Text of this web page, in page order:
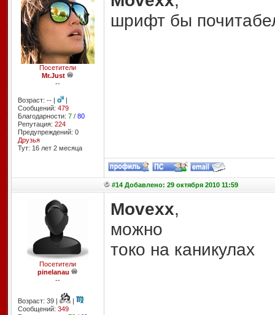
Посетители
Mr.Just
--
Возраст: -- |
|
Сообщений: 479
Благодарности: 7/ 80
Репутация: 224
Предупреждений: 0
Друзья
Тут: 16 лет 2 месяцa
шрифт бы
#14 Добавлено: 29 октября 2010 11:59
Посетители
pinelanau
--
Возраст: 39 |
|
Сообщений: 349
Movexx,
можно
токо на каникулах